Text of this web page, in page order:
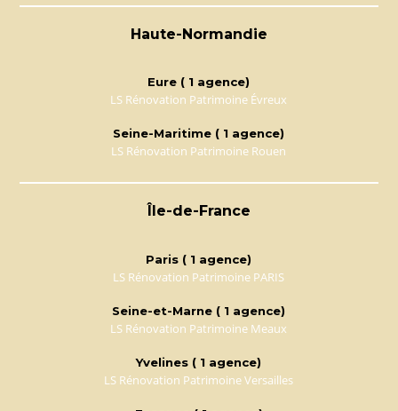
Haute-Normandie
Eure ( 1 agence)
LS Rénovation Patrimoine Évreux
Seine-Maritime ( 1 agence)
LS Rénovation Patrimoine Rouen
Île-de-France
Paris ( 1 agence)
LS Rénovation Patrimoine PARIS
Seine-et-Marne ( 1 agence)
LS Rénovation Patrimoine Meaux
Yvelines ( 1 agence)
LS Rénovation Patrimoine Versailles